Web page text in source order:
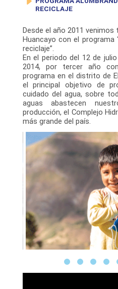
RECICLAJE
Desde el año 2011 venimos
Huancayo con el programa
reciclaje”.
En el periodo del 12 de
2014, por tercer año
programa en el distrito de
el principal objetivo de
cuidado del agua, sobre
aguas abastecen
producción, el Complejo
más grande del país.